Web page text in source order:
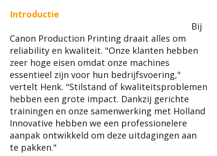
Introductie
Bij
Canon Production Printing draait alles om
reliability en kwaliteit. "Onze klanten hebben
zeer hoge eisen omdat onze machines
essentieel zijn voor hun bedrijfsvoering,"
vertelt Henk. "Stilstand of kwaliteitsproblemen
hebben een grote impact. Dankzij gerichte
trainingen en onze samenwerking met Holland
Innovative hebben we een professionelere
aanpak ontwikkeld om deze uitdagingen aan
te pakken."